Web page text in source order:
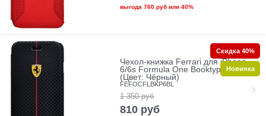
выгода 760 рубили 40%
Чехол-книжка Ferrari для iPhone
6/6s Formula One Booktype Black
(Цвет: Чёрный)
FEFOCFLBKP6BL
1 350 руб
810 руб
Скидка 40%
Новинка